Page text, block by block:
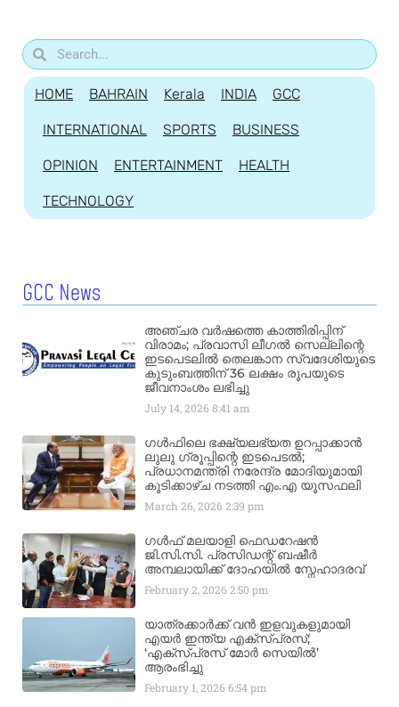
HOME BAHRAIN Kerala INDIA GCC
INTERNATIONAL SPORTS BUSINESS
OPINION ENTERTAINMENT HEALTH
TECHNOLOGY
GCC News
അഞ്ചര വർഷത്തെ കാത്തിരിപ്പിന്
വിരാമം; പ്രവാസി ലീഗൽ സെല്ലിന്റെ
ഇടപെടലിൽ തെലങ്കാന സ്വദേശിയുടെ
കുടുംബത്തിന് 36 ലക്ഷം രൂപയുടെ
ജീവനാംശം ലഭിച്ചു
July 14, 20268:41 am
ഗൾഫിലെ ഭക്ഷ്യലഭ്യത ഉറപ്പാക്കാൻ
ലുലു ഗ്രൂപ്പിന്റെ ഇടപെടൽ;
പ്രധാനമന്ത്രി നരേന്ദ്ര മോദിയുമായി
കൂടിക്കാഴ്ച നടത്തി എം.എ യൂസഫലി
March 26, 20262:39 pm
ഗൾഫ് മലയാളി ഫെഡറേഷൻ
ജി.സി.സി. പ്രസിഡന്റ് ബഷീർ
അമ്പലായിക്ക് ദോഹയിൽ സ്നേഹാദരവ്
February 2, 20262:50 pm
യാത്രക്കാർക്ക് വൻ ഇളവുകളുമായി
എയർ ഇന്ത്യ എക്സ്പ്രസ്;
‘എക്സ്പ്രസ് മോർ സെയിൽ’
ആരംഭിച്ചു
February 1, 20266:54 pm